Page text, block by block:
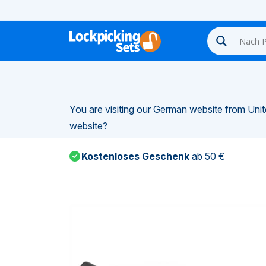
You are visiting our German website from
website?
Kostenloses Geschenk ab 50 €